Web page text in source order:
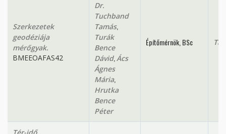
Szerkezetek
geodéziája
mérőgyak.
BMEEOAFAS42
Dr.
Tuchband
Tamás,
Turák
Bence
Dávid, Ács
Ágnes
Mária,
Hrutka
Bence
Péter
Építőmérnök, BSc